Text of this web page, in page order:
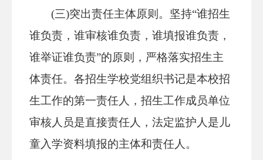
(三)突出责任主体原则。 坚持“谁招生
谁负责，谁审核谁负责，谁填报谁负责，
谁举证谁负责”的原则，严格落实招生主
体责任。各招生学校党组织书记是本校招
生工作的第一责任人，招生工作成员单位
审核人员是直接责任人，法定监护人 是儿
童入学资料填报的主体和责任人。